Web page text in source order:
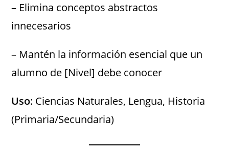
– Elimina conceptos abstractos
innecesarios
– Mantén la información esencial que un
alumno de [Nivel] debe conocer
Uso: Ciencias Naturales, Lengua, Historia
(Primaria/Secundaria)